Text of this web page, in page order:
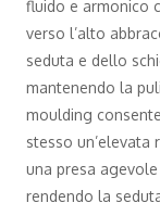
fluido e armonico
verso l’alto
seduta e dello
mantenendo la
moulding
stesso
una presa
rendendo la